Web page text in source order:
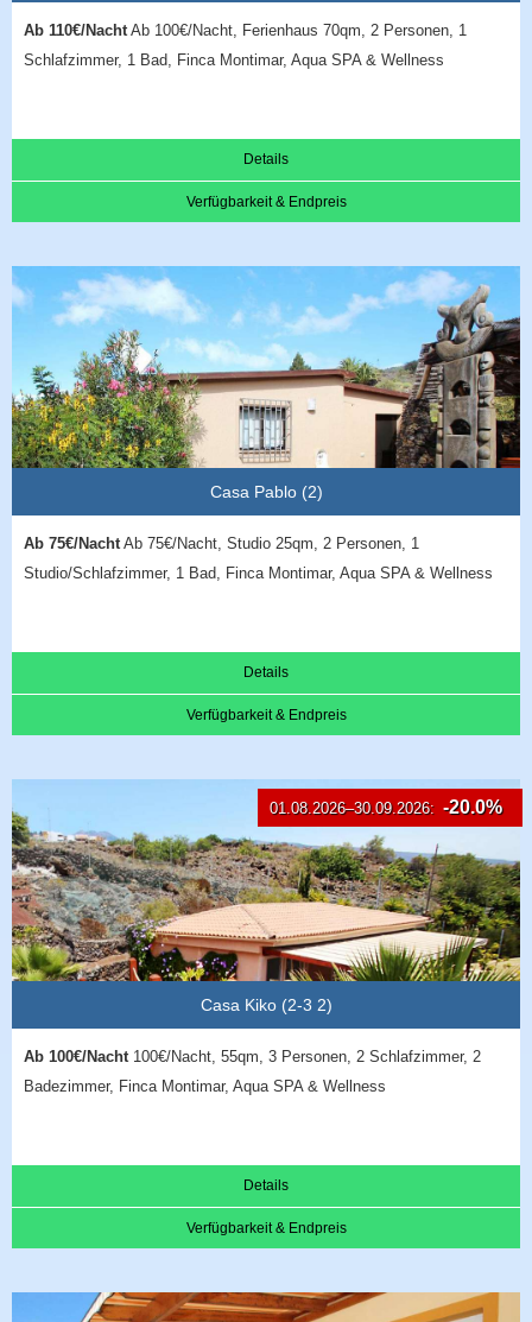
Ab 110€/NachtAb 100€/Nacht, Ferienhaus 70qm, 2 Personen, 1
Schlafzimmer, 1 Bad, Finca Montimar, Aqua SPA & Wellness
Details
Verfügbarkeit & Endpreis
Casa Pablo (2)
Ab 75€/NachtAb 75€/Nacht, Studio 25qm, 2 Personen, 1
Studio/Schlafzimmer, 1 Bad, Finca Montimar, Aqua SPA & Wellness
Details
Verfügbarkeit & Endpreis
01.08.2026–30.09.2026: -20.0%
Casa Kiko (2-3 2)
Ab 100€/Nacht100€/Nacht, 55qm, 3 Personen, 2 Schlafzimmer, 2
Badezimmer, Finca Montimar, Aqua SPA & Wellness
Details
Verfügbarkeit & Endpreis